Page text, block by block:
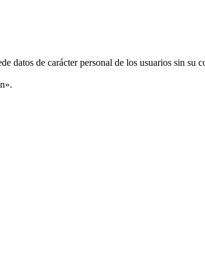
datos de carácter personal de los usuarios sin su